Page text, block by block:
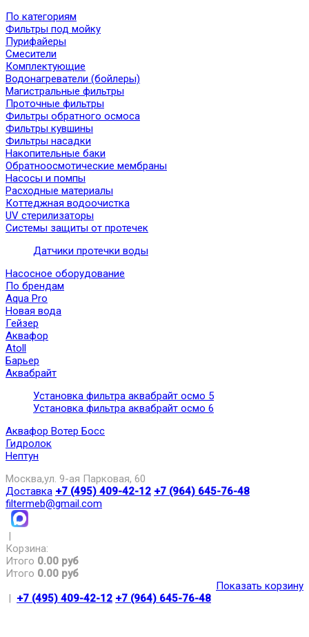
По категориям
Фильтры под мойку
Пурифайеры
Смесители
Комплектующие
Водонагреватели (бойлеры)
Магистральные фильтры
Проточные фильтры
Фильтры обратного осмоса
Фильтры кувшины
Фильтры насадки
Накопительные баки
Обратноосмотические мембраны
Насосы и помпы
Расходные материалы
Коттеджная водоочистка
UV стерилизаторы
Системы защиты от протечек
Датчики протечки воды
Насосное оборудование
По брендам
Aqua Pro
Новая вода
Гейзер
Аквафор
Atoll
Барьер
Аквабрайт
Установка фильтра аквабрайт осмо 5
Установка фильтра аквабрайт осмо 6
Аквафор Вотер Босс
Гидролок
Нептун
Москва,ул. 9-ая Парковая, 60
Доставка +7 (495) 409-42-12 +7 (964) 645-76-48
filtermeb@gmail.com
|
Корзина:
Итого 0.00 руб
Итого 0.00 руб
Показать корзину
| +7 (495) 409-42-12 +7 (964) 645-76-48